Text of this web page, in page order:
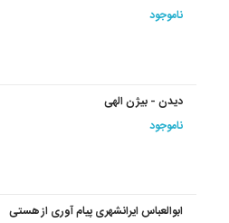
ناموجود
دیدن - بیژن الهی
ناموجود
ابوالعباس ایرانشهری پیام آوری از هستی